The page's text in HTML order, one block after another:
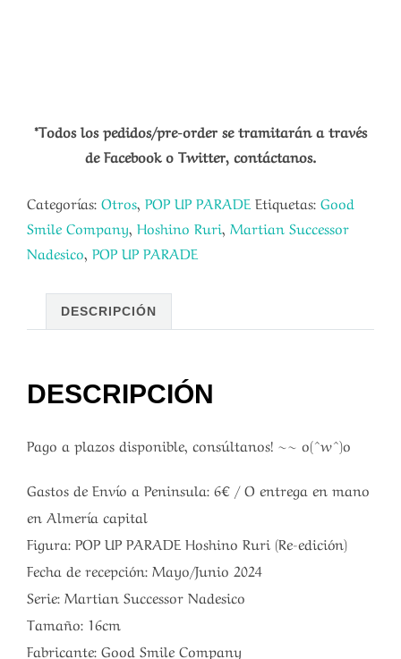
*Todos los pedidos/pre-order se tramitarán a través
de Facebook o Twitter, contáctanos.
Categorías: Otros, POP UP PARADE Etiquetas: Good
Smile Company, Hoshino Ruri, Martian Successor
Nadesico, POP UP PARADE
DESCRIPCIÓN
DESCRIPCIÓN
Pago a plazos disponible, consúltanos! ~~ o(^w^)o
Gastos de Envío a Peninsula: 6€ / O entrega en mano
en Almería capital
Figura: POP UP PARADE Hoshino Ruri (Re-edición)
Fecha de recepción: Mayo/Junio 2024
Serie: Martian Successor Nadesico
Tamaño: 16cm
Fabricante: Good Smile Company